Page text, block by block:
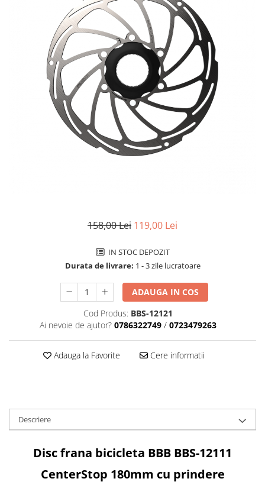
Accesorii biciclete
Scaun bicicleta copii
Chei si scule bicicleta
Portbagaj bicicleta
Antifurt bicicleta
Cosuri bicicleta
Pompa bicicleta
Produse intretinere bicicleta
Aparatori noroi bicicleta
Suport bicicleta
Lumini bicicleta
Computer bicicleta
Piese biciclete
Lant bicicleta
Mansoane si ghidolina
Ghidoane bicicleta
158,00 Lei 119,00 Lei
IN STOC DEPOZIT
Durata de livrare: 1 - 3 zile lucratoare
ADAUGA IN COS
Cod Produs: BBS-12121
Ai nevoie de ajutor? 0786322749 / 0723479263
Adauga la Favorite Cere informatii
Descriere
Disc frana bicicleta BBB BBS-12111
CenterStop 180mm cu prindere